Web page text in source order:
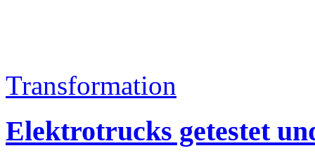
Transformation
Elektrotrucks getestet